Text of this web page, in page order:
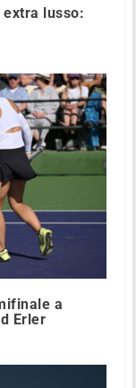
extra lusso:
a
Erler